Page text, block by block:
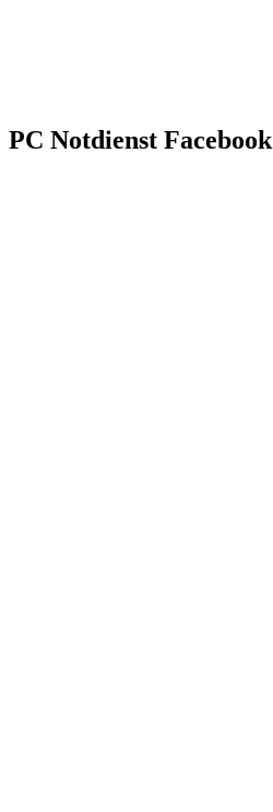
PC Notdienst Facebook